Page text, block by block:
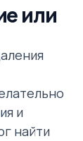
или
и
найти